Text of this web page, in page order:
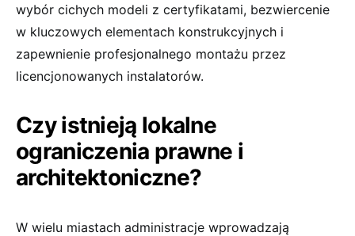
wybór cichych modeli z certyfikatami, bezwiercenie
w kluczowych elementach konstrukcyjnych i
zapewnienie profesjonalnego montażu przez
licencjonowanych instalatorów.
Czy istnieją lokalne
ograniczenia prawne i
architektoniczne?
W wielu miastach administracje wprowadzają